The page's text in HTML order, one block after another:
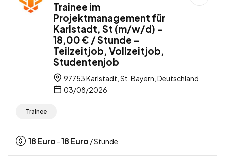
Trainee im
Projektmanagement für
Karlstadt, St (m/w/d) –
18,00 € / Stunde –
Teilzeitjob, Vollzeitjob,
Studentenjob
97753 Karlstadt, St, Bayern, Deutschland
03/08/2026
Trainee
18Euro -18Euro / Stunde